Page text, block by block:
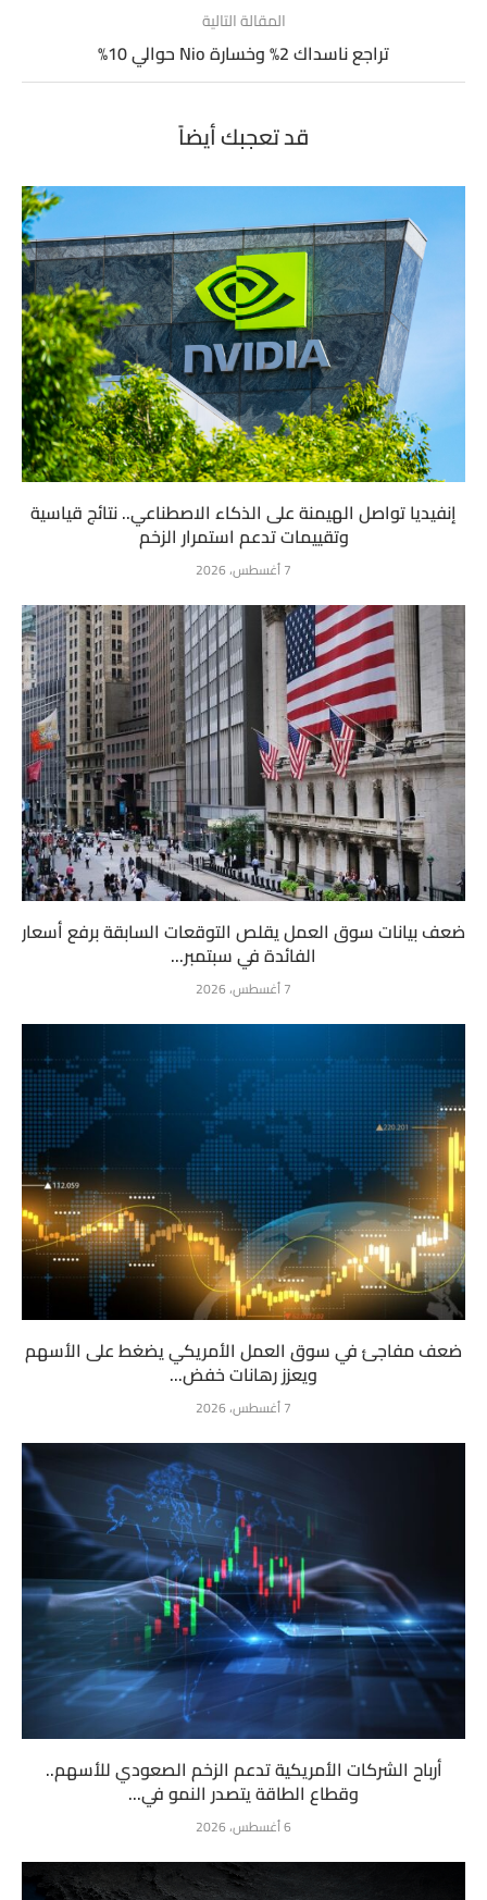
المقالة التالية
تراجع ناسداك 2% وخسارة Nio حوالي 10%
قد تعجبك أيضاً
إنفيديا تواصل الهيمنة على الذكاء الاصطناعي.. نتائج قياسية
وتقييمات تدعم استمرار الزخم
7 أغسطس، 2026
ضعف بيانات سوق العمل يقلص التوقعات السابقة برفع أسعار
الفائدة في سبتمبر...
7 أغسطس، 2026
ضعف مفاجئ في سوق العمل الأمريكي يضغط على الأسهم
ويعزز رهانات خفض...
7 أغسطس، 2026
أرباح الشركات الأمريكية تدعم الزخم الصعودي للأسهم..
وقطاع الطاقة يتصدر النمو في...
6 أغسطس، 2026